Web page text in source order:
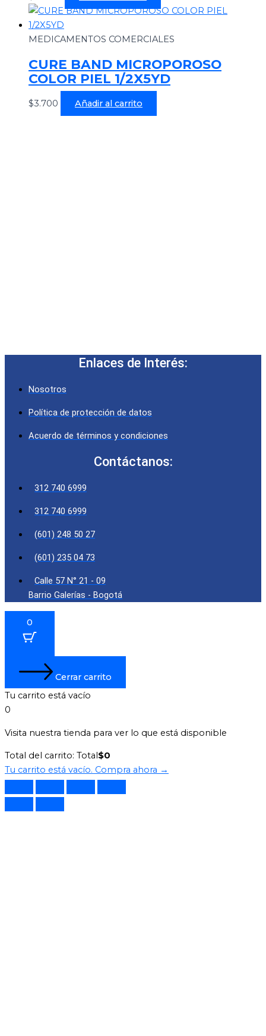
MEDICAMENTOS COMERCIALES
CURE BAND MICROPOROSO
COLOR PIEL 1/2X5YD
$3.700 Añadir al carrito
Enlaces de Interés:
Nosotros
Política de protección de datos
Acuerdo de términos y condiciones
Contáctanos:
312 740 6999
312 740 6999
(601) 248 50 27
(601) 235 04 73
Calle 57 N° 21 - 09
Barrio Galerías - Bogotá
0
Cerrar carrito
Tu carrito está vacío
0
Visita nuestra tienda para ver lo que está disponible
Total del carrito: Total$0
Tu carrito está vacío. Compra ahora →